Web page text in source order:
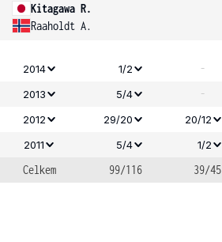
Kitagawa R.
Raaholdt A.
2014 1/2 -
2013
5/4 -
2012
29/20 20/12
2011
5/4 1/2
Celkem 99/116 39/45